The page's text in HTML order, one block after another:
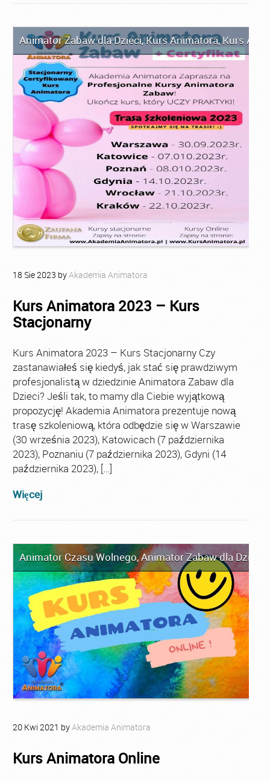
Animator Zabaw dla Dzieci,Kurs Animatora,Kurs
18 Sie2023 byAkademia Animatora
Kurs Animatora 2023 – Kurs
Stacjonarny
Kurs Animatora 2023 – Kurs Stacjonarny Czy
zastanawiałeś się kiedyś, jak stać się prawdziwym
profesjonalistą w dziedzinie Animatora Zabaw dla
Dzieci? Jeśli tak, to mamy dla Ciebie wyjątkową
propozycję! Akademia Animatora prezentuje nową
trasę szkoleniową, która odbędzie się w Warszawie
(30 września 2023), Katowicach (7 października
2023), Poznaniu (7 października 2023), Gdyni (14
października 2023), […]
Więcej
Animator Czasu Wolnego,Animator Zabaw dla Dzieci
20 Kwi 2021 byAkademia Animatora
Kurs Animatora Online